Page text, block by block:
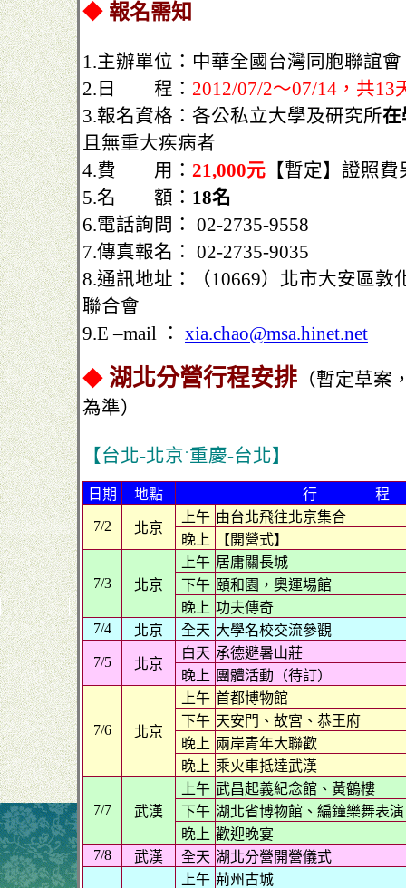
◆ 報名需知
1.主辦單位：中華全國台灣同胞聯誼
2.日 程： 2012/07/2～07/14，共13
3.報名資格：各公私立大學及研究所
且無重大疾病者
4.費 用： 21,000元 【暫定】證照費
5.名 額： 18名
6.電話詢問： 02-2735-9558
7.傳真報名： 02-2735-9035
8.通訊地址：（10669）北市大安區
聯合會
9.E –mail ： xia.chao@msa.hinet.net
◆ 湖北分營行程安排 （暫定草案
為準）
【台北-北京˙重慶-台北】
日期 地點 行 程
7/2 北京
上午 由台北飛往北京集合
晚上
【開營式】
7/3 北京
上午 居庸關長城
下午 頤和園，奧運場館
晚上 功夫傳奇
7/4
北京 全天 大學名校交流參觀
7/5 北京
白天 承德避暑山莊
晚上
團體活動（待訂）
7/6 北京
上午 首都博物館
下午 天安門、故宮、恭王府
晚上 兩岸青年大聯歡
晚上 乘火車抵達武漢
7/7 武漢
上午 武昌起義紀念館、黃鶴樓
下午 湖北省博物館、編鐘樂舞表演
晚上 歡迎晚宴
7/8
武漢 全天 湖北分營開營儀式
上午 荊州古城